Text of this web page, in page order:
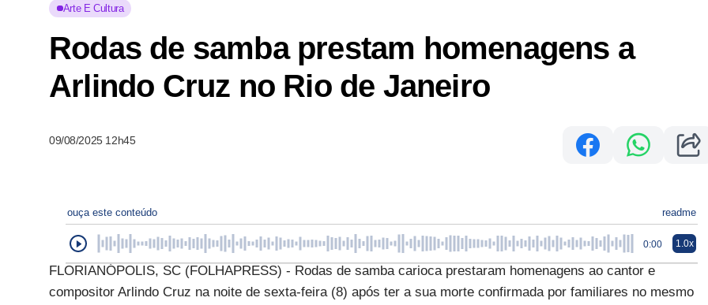
Arte E Cultura
Rodas de samba prestam homenagens a
Arlindo Cruz no Rio de Janeiro
09/08/2025 12h45
ouça este conteúdo readme
0:00 1.0x
FLORIANÓPOLIS, SC (FOLHAPRESS) - Rodas de samba carioca prestaram homenagens ao cantor e
compositor Arlindo Cruz na noite de sexta-feira (8) após ter a sua morte confirmada por familiares no mesmo